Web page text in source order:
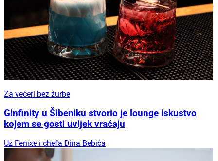
Za večeri bez žurbe
Ginfinity u Šibeniku stvorio je lounge iskustvo
kojem se gosti uvijek vraćaju
Uz Fenixe i chefa Dina Bebića